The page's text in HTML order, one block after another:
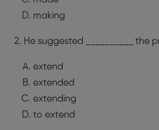
making
2. He suggested __________ the
extend
extended
extending
to extend